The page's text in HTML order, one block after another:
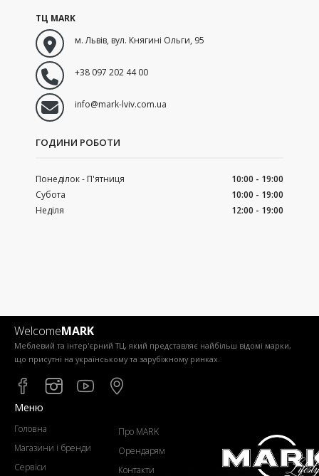
ТЦ MARK
м. Львів, вул. Княгині Ольги, 95
+38 097 202 44 00
info@mark-lviv.com.ua
ГОДИНИ РОБОТИ
Понеділок - П'ятниця
10:00 - 19:00
Субота
10:00 - 19:00
Неділя
12:00 - 19:00
WelcomeMARK
Меблевий та інтер'єрний ТЦ, який представляє найбільш відомі марки,
що присутні на українському та зарубіжному ринках.
Меню
Головна
Магазини і бренди
Сервіси
Про MARK
Орендарям
Контакти